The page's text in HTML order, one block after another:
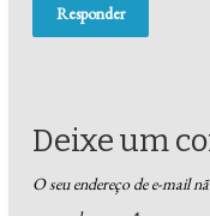
Responder
Deixe um
O seu endereço de e-mail